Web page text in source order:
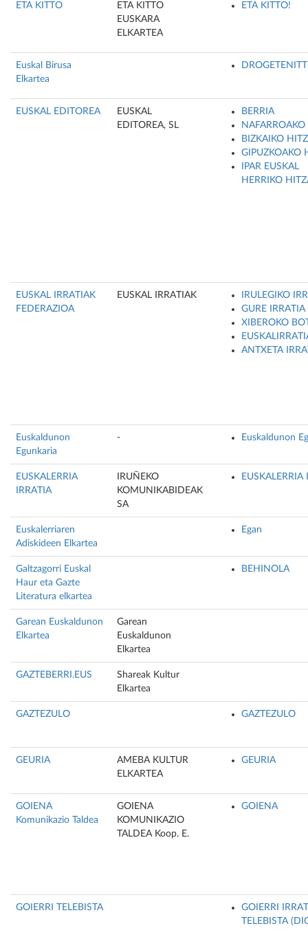
ETA KITTO
ETA KITTO
EUSKARA
ELKARTEA
ETA KITTO!
Euskal Birusa
Elkartea
EUSKAL EDITOREA
EUSKAL
EDITOREA, SL
BERRIA
BIZKAIKO
GIPUZKOAKO
IPAR EUSKAL
HERRIKO
EUSKAL IRRATIAK
FEDERAZIOA
EUSKAL IRRATIAK
IRULEGIKO
GURE IRRATIA
XIBEROKO
ANTXETA
Euskaldunon
Egunkaria
- Euskaldunon
EUSKALERRIA
IRRATIA
IRUÑEKO
KOMUNIKABIDEAK
SA
EUSKALERRIA
Euskalerriaren
Adiskideen Elkartea
Egan
Galtzagorri Euskal
Haur eta Gazte
Literatura elkartea
BEHINOLA
Garean Euskaldunon
Elkartea
Garean
Euskaldunon
Elkartea
GAZTEBERRI.EUS
Shareak Kultur
Elkartea
GAZTEZULO GAZTEZULO
GEURIA
AMEBA KULTUR
ELKARTEA
GEURIA
GOIENA
Komunikazio Taldea
GOIENA
KOMUNIKAZIO
TALDEA Koop. E.
GOIENA
GOIERRI TELEBISTA
GOIERRI
TELEBISTA